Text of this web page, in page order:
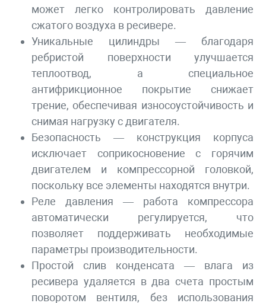
может легко контролировать давление
сжатого воздуха в ресивере.
Уникальные цилиндры — благодаря
ребристой поверхности улучшается
теплоотвод, а специальное
антифрикционное покрытие снижает
трение, обеспечивая износоустойчивость и
снимая нагрузку с двигателя.
Безопасность — конструкция корпуса
исключает соприкосновение с горячим
двигателем и компрессорной головкой,
поскольку все элементы находятся внутри.
Реле давления — работа компрессора
автоматически регулируется, что
позволяет поддерживать необходимые
параметры производительности.
Простой слив конденсата — влага из
ресивера удаляется в два счета простым
поворотом вентиля, без использования